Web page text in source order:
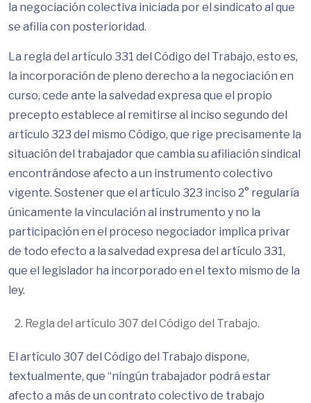
la negociación colectiva iniciada por el sindicato al que
se afilia con posterioridad.
La regla del artículo 331 del Código del Trabajo, esto es,
la incorporación de pleno derecho a la negociación en
curso, cede ante la salvedad expresa que el propio
precepto establece al remitirse al inciso segundo del
artículo 323 del mismo Código, que rige precisamente la
situación del trabajador que cambia su afiliación sindical
encontrándose afecto a un instrumento colectivo
vigente. Sostener que el artículo 323 inciso 2° regularía
únicamente la vinculación al instrumento y no la
participación en el proceso negociador implica privar
de todo efecto a la salvedad expresa del artículo 331,
que el legislador ha incorporado en el texto mismo de la
ley.
Regla del artículo 307 del Código del Trabajo.
El artículo 307 del Código del Trabajo dispone,
textualmente, que “ningún trabajador podrá estar
afecto a más de un contrato colectivo de trabajo